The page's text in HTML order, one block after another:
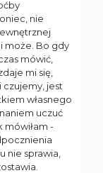
nie
może. Bo gdy
mówić,
mi się,
czujemy, jest
własnego
uczuć
mówiłam -
nie sprawia,